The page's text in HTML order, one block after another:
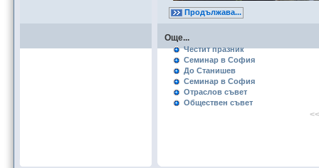
Продължава...
Още...
Честит празник
Семинар в София
До Станишев
Семинар в София
Отраслов съвет
Обществен съвет